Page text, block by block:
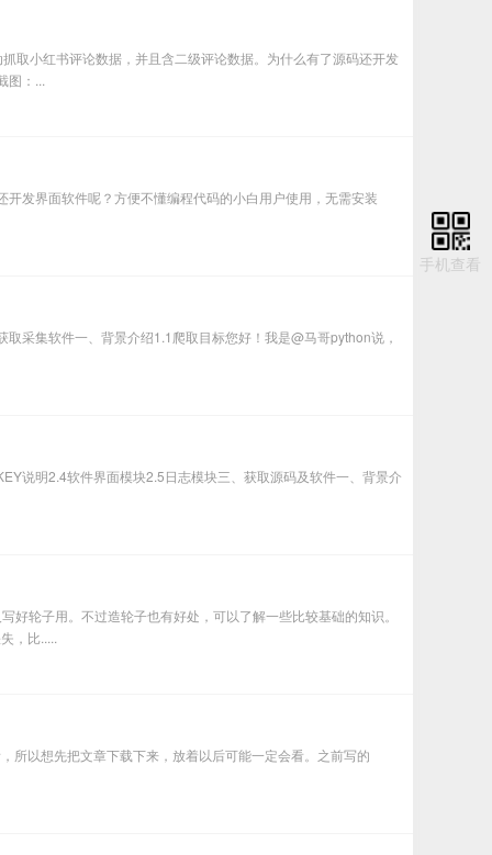
取小红书评论数据，并且含二级评论数据。为什么有了源码还开发
图：...
发界面软件呢？方便不懂编程代码的小白用户使用，无需安装
采集软件一、背景介绍1.1爬取目标您好！我是@马哥python说，
说明2.4软件界面模块2.5日志模块三、获取源码及软件一、背景介
轮子用。不过造轮子也有好处，可以了解一些比较基础的知识。
，比.....
所以想先把文章下载下来，放着以后可能一定会看。之前写的
手机查看